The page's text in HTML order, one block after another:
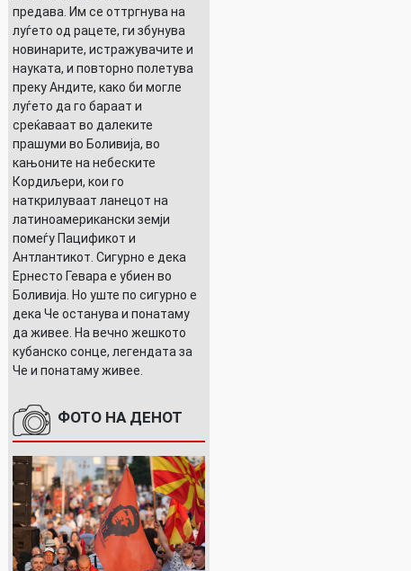
предава. Им се оттргнува на
луѓето од рацете, ги збунува
новинарите, истражувачите и
науката, и повторно полетува
преку Андите, како би могле
луѓето да го бараат и
среќаваат во далеките
прашуми во Боливија, во
кањоните на небеските
Кордиљери, кои го
наткрилуваат ланецот на
латиноамерикански земји
помеѓу Пацификот и
Антлантикот. Сигурно е дека
Ернесто Гевара е убиен во
Боливија. Но уште по сигурно е
дека Че останува и понатаму
да живее. На вечно жешкото
кубанско сонце, легендата за
Че и понатаму живее.
ФОТО НА ДЕНОТ